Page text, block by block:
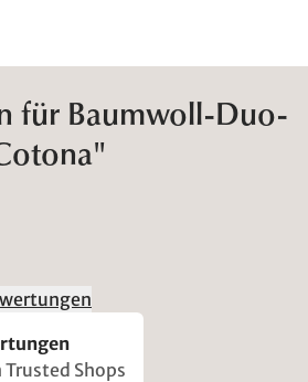
für Baumwoll-Duo-
Shops